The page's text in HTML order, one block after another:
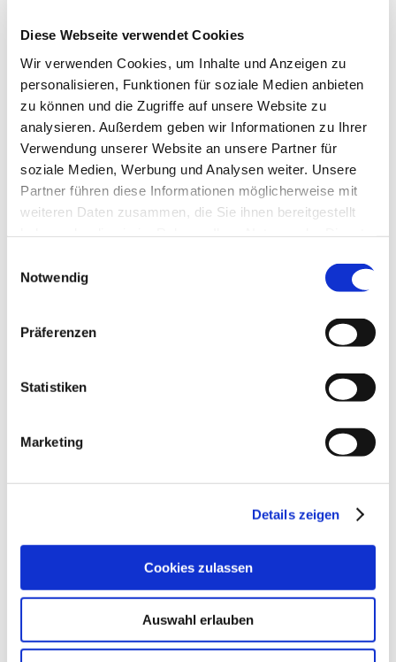
Diese Webseite verwendet Cookies
Wir verwenden Cookies, um Inhalte und Anzeigen zu
personalisieren, Funktionen für soziale Medien anbieten
zu können und die Zugriffe auf unsere Website zu
analysieren. Außerdem geben wir Informationen zu Ihrer
Verwendung unserer Website an unsere Partner für
soziale Medien, Werbung und Analysen weiter. Unsere
Partner führen diese Informationen möglicherweise mit
weiteren Daten zusammen, die Sie ihnen bereitgestellt
Notwendig
Präferenzen
Statistiken
Marketing
Details zeigen
Cookies zulassen
Auswahl erlauben